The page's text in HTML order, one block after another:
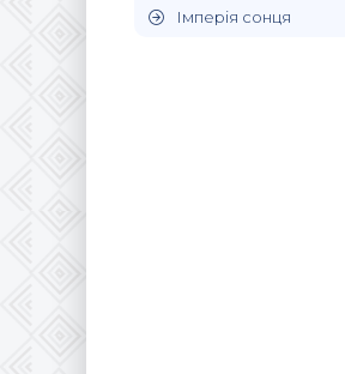
Імперія сонця